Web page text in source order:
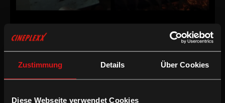
Zustimmung Details Über Cookies
Diese Webseite verwendet Cookies
Dokumentarfilm
Regie:Christian Berger
Kamera:Christian Berger
Fassung:Mehrsprachige OV mit partiellen enUT